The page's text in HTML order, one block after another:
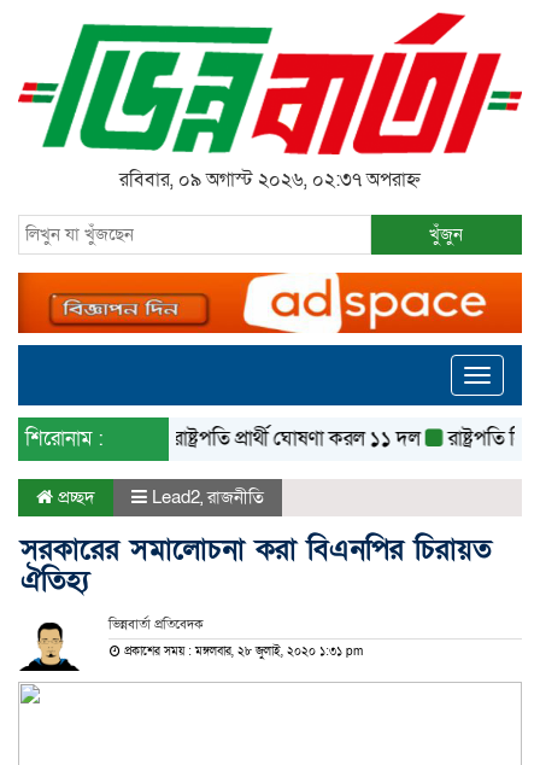
রবিবার, ০৯ অগাস্ট ২০২৬, ০২:৩৭ অপরাহ্ন
খুঁজুন
Toggle
শিরোনাম : রাষ্ট্রপতি প্রার্থী ঘোষণা করল ১১ দল রাষ্ট্রপতি
প্রচ্ছদ Lead2,রাজনীতি
সরকারের সমালোচনা করা বিএনপির চিরায়ত
ঐতিহ্য
ভিন্নবার্তা প্রতিবেদক
প্রকাশের সময় : মঙ্গলবার, ২৮ জুলাই, ২০২০ ১:৩১ pm